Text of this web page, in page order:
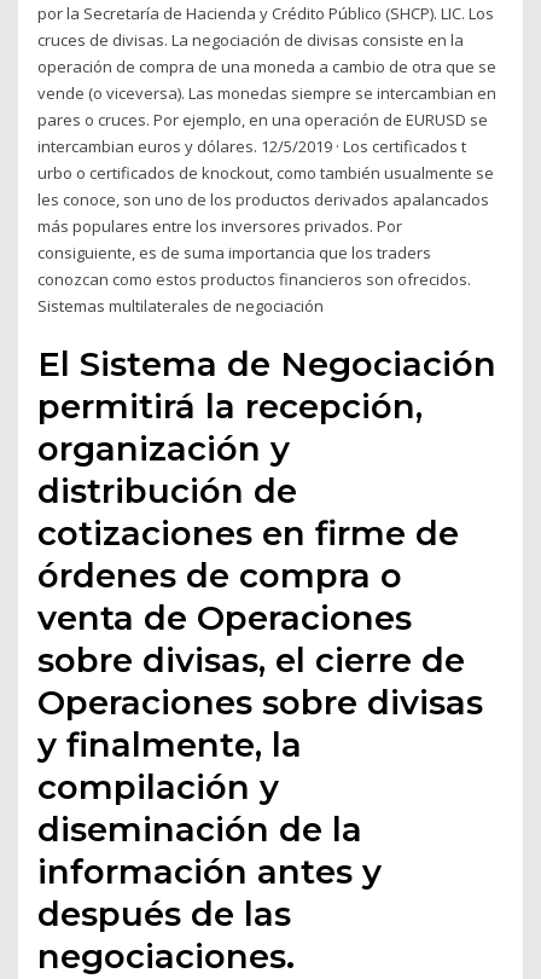
por la Secretaría de Hacienda y Crédito Público (SHCP). LIC. Los
cruces de divisas. La negociación de divisas consiste en la
operación de compra de una moneda a cambio de otra que se
vende (o viceversa). Las monedas siempre se intercambian en
pares o cruces. Por ejemplo, en una operación de EURUSD se
intercambian euros y dólares. 12/5/2019 · Los certificados t
urbo o certificados de knockout, como también usualmente se
les conoce, son uno de los productos derivados apalancados
más populares entre los inversores privados. Por
consiguiente, es de suma importancia que los traders
conozcan como estos productos financieros son ofrecidos.
Sistemas multilaterales de negociación
El Sistema de Negociación
permitirá la recepción,
organización y
distribución de
cotizaciones en firme de
órdenes de compra o
venta de Operaciones
sobre divisas, el cierre de
Operaciones sobre divisas
y finalmente, la
compilación y
diseminación de la
información antes y
después de las
negociaciones.